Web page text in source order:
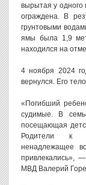
вырытая у
ограждена. В
грунтовыми
ямы была 1,9
находился на
4 ноября 2024
вернулся. Его
«Погибший
судимые. В
посещающая
Родители к
ненадлежащее
привлекались»,
МВД Валерий